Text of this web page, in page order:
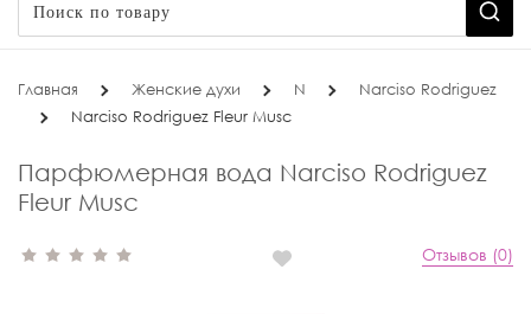
Главная Женские духи N
Narciso Rodriguez
Narciso Rodriguez Fleur Musc
Парфюмерная вода Narciso Rodriguez
Fleur Musc
Отзывов (0)